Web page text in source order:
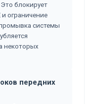
блокирует
ограничение
системы
некоторых
передних